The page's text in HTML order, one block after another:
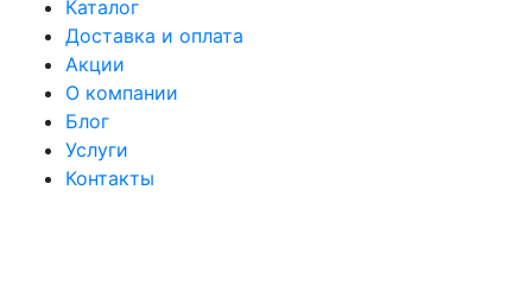
Каталог
Доставка и оплата
Акции
О компании
Блог
Услуги
Контакты